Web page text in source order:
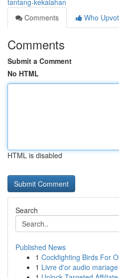
tantang-kekalahan
Comments
Who
Comments
Submit a Comment
No HTML
HTML is disabled
Search
Published News
1 Cockfighting Birds For
1 Livre d'or audio